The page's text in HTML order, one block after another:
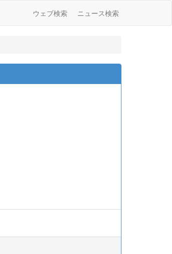
ウェブ検索 ニュース検索